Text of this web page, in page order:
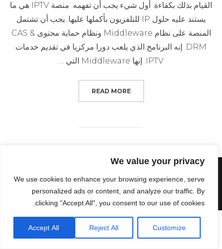
We value your privacy
We use cookies to enhance your browsing experience, serve
personalized ads or content, and analyze our traffic. By
clicking "Accept All", you consent to our use of cookies.
Customize
Reject All
Accept All
القيام بذلك بكفاءة. أول شيء يجب أن تفهمه: منصة IPTV هي ما
يستند عليه حلول IP للتلفزيون بأكملها عليها. يجب أن تشتمل
المنصة على نظام Middleware ونظام حماية محتوى CAS &
DRM. إنه البرنامج الذي يلعب دورا مركزيا في تقديم خدمات
IPTV. إنها Middleware التي …
READ MORE
Powered by WordPress
Inspiro WordPress Theme byWPZOOM